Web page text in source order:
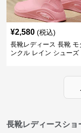
¥2,580 (税込)
長靴レディース 長靴 モ
ンクル レイン シューズ
長靴レディースショ